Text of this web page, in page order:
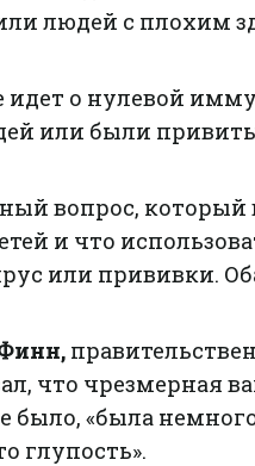
людей с плохим
идет о нулевой
или были
вопрос,
и что
или прививки.
что чрезмерная
было, «была
глупость».